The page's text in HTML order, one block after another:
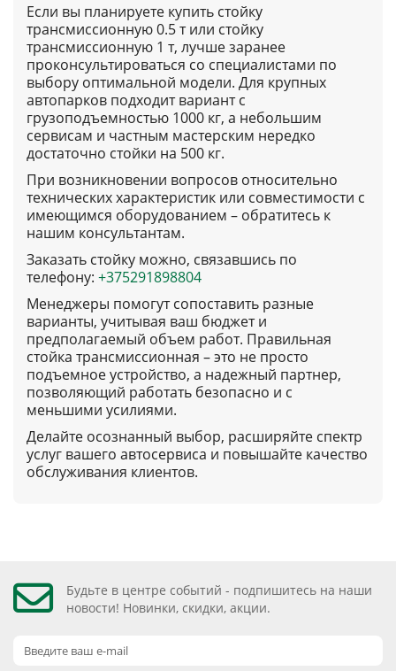
Если вы планируете купить стойку
трансмиссионную 0.5 т или стойку
трансмиссионную 1 т, лучше заранее
проконсультироваться со специалистами по
выбору оптимальной модели. Для крупных
автопарков подходит вариант с
грузоподъемностью 1000 кг, а небольшим
сервисам и частным мастерским нередко
достаточно стойки на 500 кг.
При возникновении вопросов относительно
технических характеристик или совместимости с
имеющимся оборудованием – обратитесь к
нашим консультантам.
Заказать стойку можно, связавшись по
телефону: +375291898804
Менеджеры помогут сопоставить разные
варианты, учитывая ваш бюджет и
предполагаемый объем работ. Правильная
стойка трансмиссионная – это не просто
подъемное устройство, а надежный партнер,
позволяющий работать безопасно и с
меньшими усилиями.
Делайте осознанный выбор, расширяйте спектр
услуг вашего автосервиса и повышайте качество
обслуживания клиентов.
Будьте в центре событий - подпишитесь на наши
новости! Новинки, скидки, акции.